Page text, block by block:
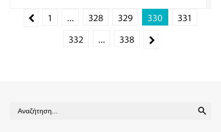
1 … 328 329 330
331
332
… 338
Search
for: